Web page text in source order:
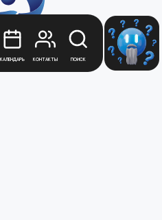
Календарь Контакты Поиск